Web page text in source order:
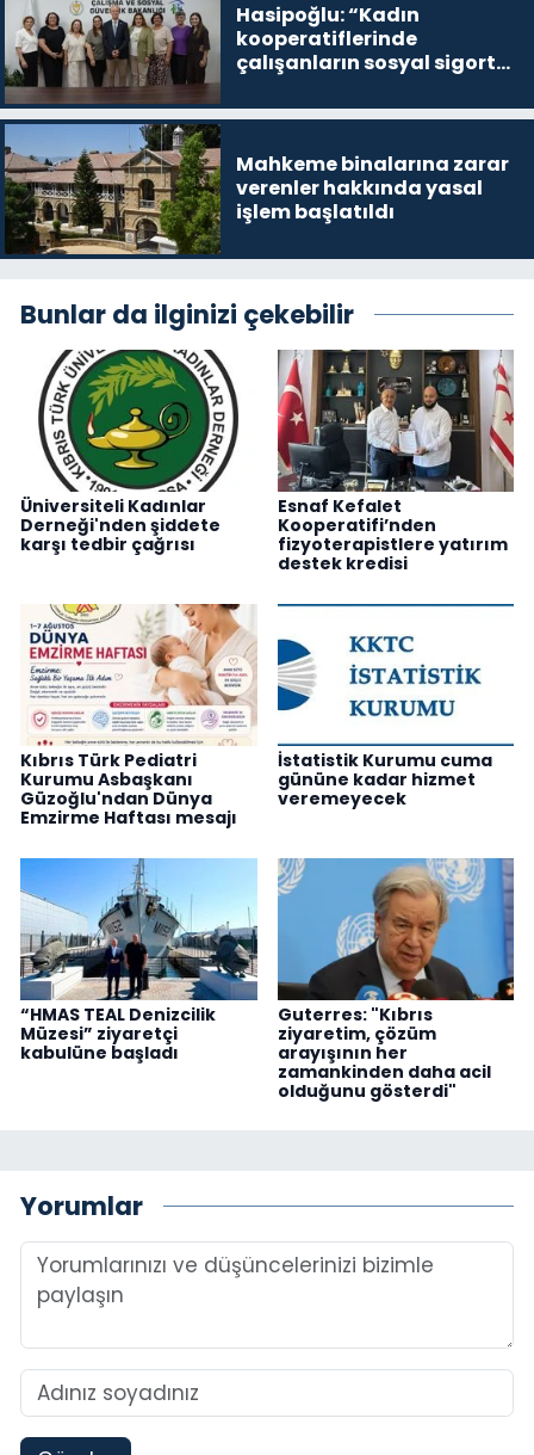
Hasipoğlu: “Kadın
kooperatiflerinde
çalışanların sosyal sigorta
karşılayacağız”
Mahkeme binalarına zarar
verenler hakkında yasal
işlem başlatıldı
Bunlar da ilginizi çekebilir
Üniversiteli Kadınlar
Derneği'nden şiddete
karşı tedbir çağrısı
Esnaf Kefalet
Kooperatifi’nden
fizyoterapistlere yatırım
destek kredisi
Kıbrıs Türk Pediatri
Kurumu Asbaşkanı
Güzoğlu'ndan Dünya
Emzirme Haftası mesajı
İstatistik Kurumu cuma
gününe kadar hizmet
veremeyecek
“HMAS TEAL Denizcilik
Müzesi” ziyaretçi
kabulüne başladı
Guterres: "Kıbrıs
ziyaretim, çözüm
arayışının her
zamankinden daha acil
olduğunu gösterdi"
Yorumlar